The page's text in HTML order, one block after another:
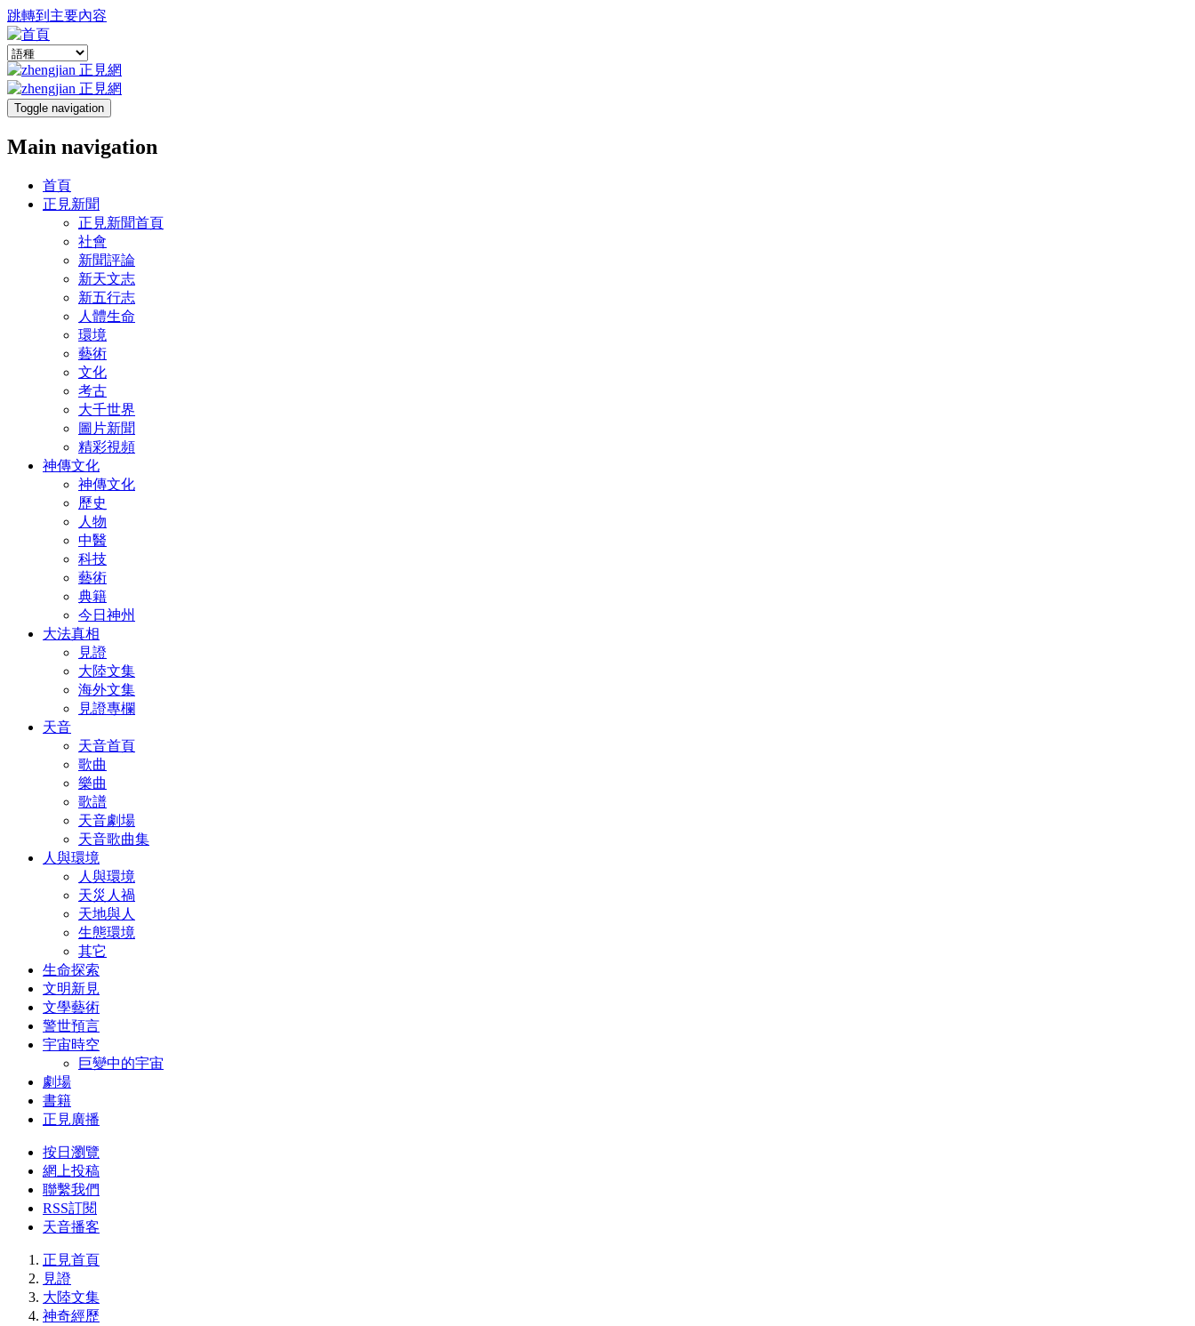
跳轉到主要內容
Toggle navigation
Main navigation
首頁
正見新聞
正見新聞首頁
社會
新聞評論
新天文志
新五行志
人體生命
環境
藝術
文化
考古
大千世界
圖片新聞
精彩視頻
神傳文化
神傳文化
歷史
人物
中醫
科技
藝術
典籍
今日神州
大法真相
見證
大陸文集
海外文集
見證專欄
天音
天音首頁
歌曲
樂曲
歌譜
天音劇場
天音歌曲集
人與環境
人與環境
天災人禍
天地與人
生態環境
其它
生命探索
文明新見
文學藝術
警世預言
宇宙時空
巨變中的宇宙
劇場
書籍
正見廣播
按日瀏覽
網上投稿
聯繫我們
RSS訂閱
天音播客
正見首頁
見證
大陸文集
神奇經歷